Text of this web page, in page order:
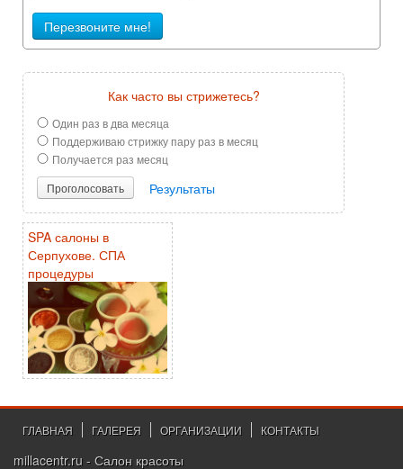
Перезвоните мне!
Как часто вы стрижетесь?
Один раз в два месяца
Поддерживаю стрижку пару раз в месяц
Получается раз месяц
Проголосовать
Результаты
SPA салоны в
Серпухове. СПА
процедуры
ГЛАВНАЯ ГАЛЕРЕЯ ОРГАНИЗАЦИИ КОНТАКТЫ
millacentr.ru - Салон красоты